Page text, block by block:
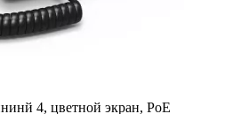
4, цветной экран, PoE